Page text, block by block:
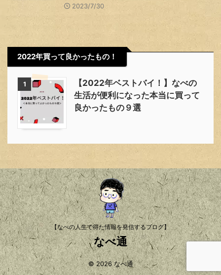
2023/7/30
2022年買って良かったもの！
1
【2022年ベストバイ！】なべの
生活が便利になった本当に買って
良かったもの９選
【なべの人生で得た情報を発信するブログ】
なべ通
© 2026 なべ通